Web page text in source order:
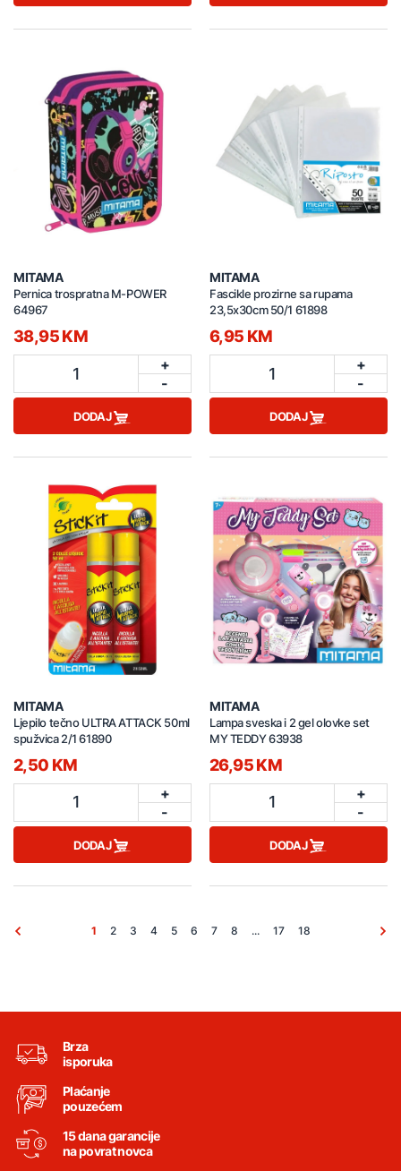
MITAMA
Pernica trospratna M-POWER
64967
38,95 KM
1
+
-
DODAJ
MITAMA
Fascikle prozirne sa rupama
23,5x30cm 50/1 61898
6,95 KM
1
+
-
DODAJ
MITAMA
Ljepilo tečno ULTRA ATTACK 50ml
spužvica 2/1 61890
2,50 KM
1
+
-
DODAJ
MITAMA
Lampa sveska i 2 gel olovke set
MY TEDDY 63938
26,95 KM
1
+
-
DODAJ
1 2 3 4 5 6 7 8 ... 17 18
Brza
isporuka
Plaćanje
pouzećem
15 dana garancije
na povrat novca